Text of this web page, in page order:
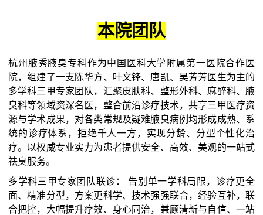
本院团队
杭州腋秀腋臭专科作为中国医科大学附属第一医院合作医
院，组建了一支陈华方、叶文锋、唐凯、吴芳芳医生为主的
多学科三甲专家团队，汇聚皮肤科、整形外科、麻醉科、腋
臭科等领域资深名医，整合前沿诊疗技术，共享三甲医疗资
源与学术成果，对各类常规及疑难腋臭病例均形成成熟、系
统的诊疗体系，拒绝千人一方，实现分龄、分型个性化治
疗。以权威专业实力为患者提供安全、高效、美观的一站式
祛臭服务。
多学科三甲专家团队联诊：
告别单一学科局限，诊疗更全
面、精准分型，方案更科学、技术强强联合，经验互补，联
合把控，大幅提升疗效、身心同治，兼顾清新与自信、一站